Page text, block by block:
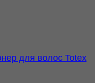
для волос Totex